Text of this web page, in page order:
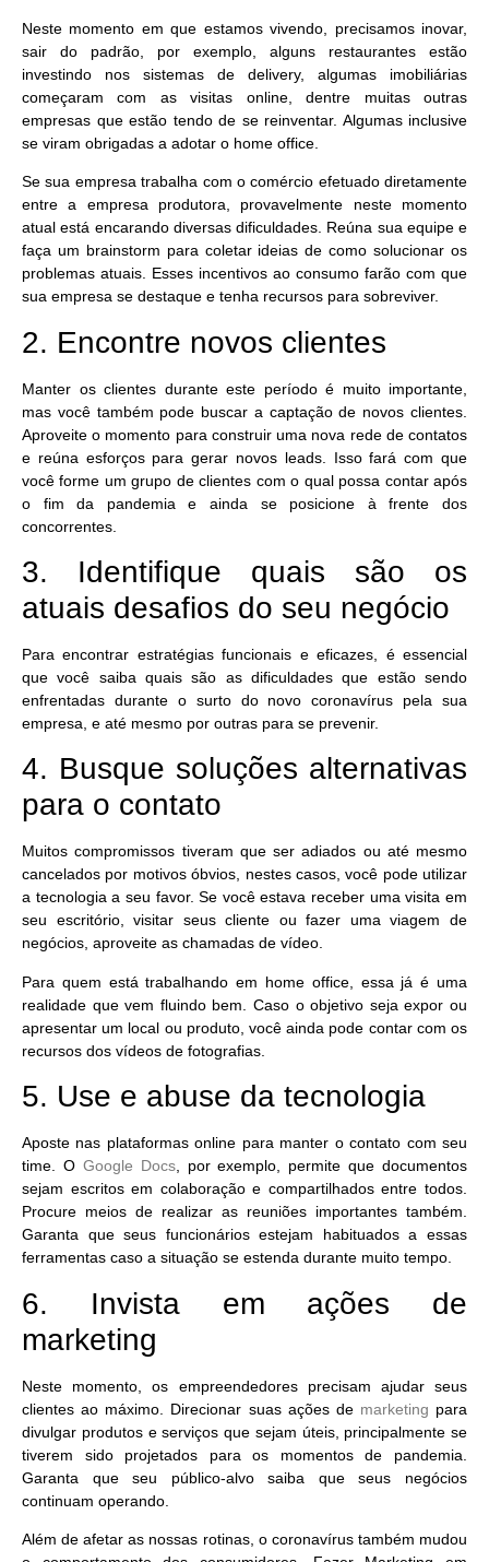
Neste momento em que estamos vivendo, precisamos inovar,
sair do padrão, por exemplo, alguns restaurantes estão
investindo nos sistemas de delivery, algumas imobiliárias
começaram com as visitas online, dentre muitas outras
empresas que estão tendo de se reinventar. Algumas inclusive
se viram obrigadas a adotar o home office.
Se sua empresa trabalha com o comércio efetuado diretamente
entre a empresa produtora, provavelmente neste momento
atual está encarando diversas dificuldades. Reúna sua equipe e
faça um brainstorm para coletar ideias de como solucionar os
problemas atuais. Esses incentivos ao consumo farão com que
sua empresa se destaque e tenha recursos para sobreviver.
2. Encontre novos clientes
Manter os clientes durante este período é muito importante,
mas você também pode buscar a captação de novos clientes.
Aproveite o momento para construir uma nova rede de contatos
e reúna esforços para gerar novos leads. Isso fará com que
você forme um grupo de clientes com o qual possa contar após
o fim da pandemia e ainda se posicione à frente dos
concorrentes.
3. Identifique quais são os
atuais desafios do seu negócio
Para encontrar estratégias funcionais e eficazes, é essencial
que você saiba quais são as dificuldades que estão sendo
enfrentadas durante o surto do novo coronavírus pela sua
empresa, e até mesmo por outras para se prevenir.
4. Busque soluções alternativas
para o contato
Muitos compromissos tiveram que ser adiados ou até mesmo
cancelados por motivos óbvios, nestes casos, você pode utilizar
a tecnologia a seu favor. Se você estava receber uma visita em
seu escritório, visitar seus cliente ou fazer uma viagem de
negócios, aproveite as chamadas de vídeo.
Para quem está trabalhando em home office, essa já é uma
realidade que vem fluindo bem. Caso o objetivo seja expor ou
apresentar um local ou produto, você ainda pode contar com os
recursos dos vídeos de fotografias.
5. Use e abuse da tecnologia
Aposte nas plataformas online para manter o contato com seu
time. O Google Docs, por exemplo, permite que documentos
sejam escritos em colaboração e compartilhados entre todos.
Procure meios de realizar as reuniões importantes também.
Garanta que seus funcionários estejam habituados a essas
ferramentas caso a situação se estenda durante muito tempo.
6. Invista em ações de
marketing
Neste momento, os empreendedores precisam ajudar seus
clientes ao máximo. Direcionar suas ações de marketing para
divulgar produtos e serviços que sejam úteis, principalmente se
tiverem sido projetados para os momentos de pandemia.
Garanta que seu público-alvo saiba que seus negócios
continuam operando.
Além de afetar as nossas rotinas, o coronavírus também mudou